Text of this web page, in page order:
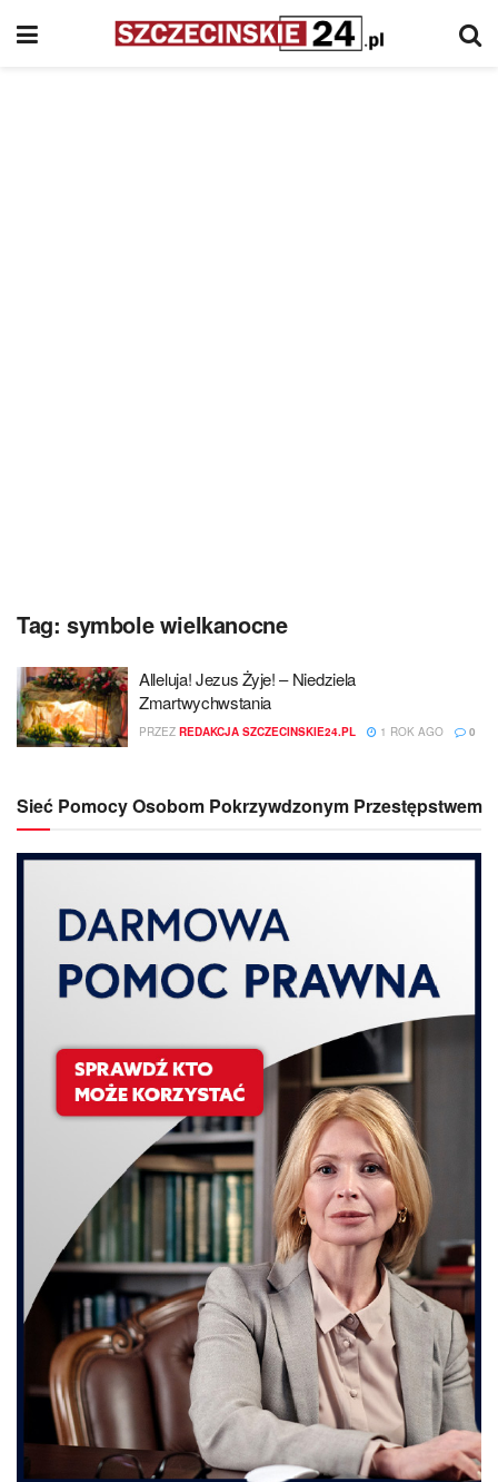
Tag: symbole wielkanocne
Alleluja! Jezus Żyje! – Niedziela
Zmartwychwstania
PRZEZ REDAKCJA SZCZECINSKIE24.PL 1 ROK AGO 0
Sieć Pomocy Osobom Pokrzywdzonym Przestępstwem